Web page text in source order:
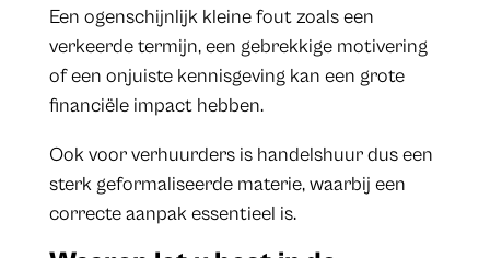
Een ogenschijnlijk kleine fout zoals een
verkeerde termijn, een gebrekkige motivering
of een onjuiste kennisgeving kan een grote
financiële impact hebben.
Ook voor verhuurders is handelshuur dus een
sterk geformaliseerde materie, waarbij een
correcte aanpak essentieel is.